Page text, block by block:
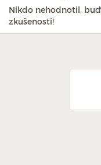
Nikdo nehodnotil,
zkušenosti!